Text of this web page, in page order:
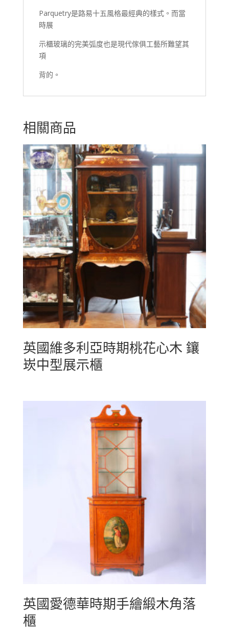
Parquetry是路易十五風格最經典的樣式。而當
時展
示櫃玻璃的完美弧度也是現代傢俱工藝所難望其
項
背的。
相關商品
英國維多利亞時期桃花心木 鑲
崁中型展示櫃
英國愛德華時期手繪緞木角落
櫃